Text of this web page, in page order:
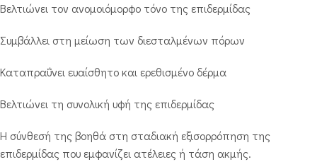
Βελτιώνει τον ανομοιόμορφο τόνο της επιδερμίδας
Συμβάλλει στη μείωση των διεσταλμένων πόρων
Καταπραΰνει ευαίσθητο και ερεθισμένο δέρμα
Βελτιώνει τη συνολική υφή της επιδερμίδας
Η σύνθεσή της βοηθά στη σταδιακή εξισορρόπηση της
επιδερμίδας που εμφανίζει ατέλειες ή τάση ακμής.